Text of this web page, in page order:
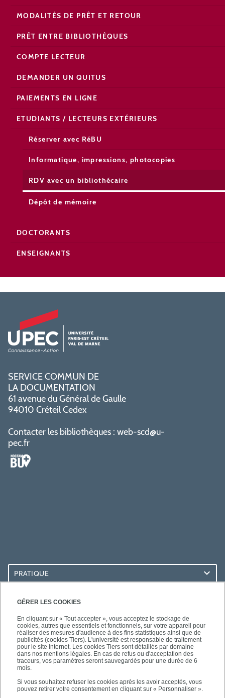
GÉRER LES COOKIES
En cliquant sur « Tout accepter », vous acceptez le stockage de
cookies, autres que essentiels et fonctionnels, sur votre appareil pour
réaliser des mesures d'audience à des fins statistiques ainsi que de
publicités (cookies Tiers). L'université est responsable de traitement
pour le site Internet. Les cookies Tiers sont détaillés par domaine
dans nos mentions légales. En cas de refus ou d'acceptation des
traceurs, vos paramètres seront sauvegardés pour une durée de 6
mois.
Si vous souhaitez refuser les cookies après les avoir acceptés, vous
pouvez retirer votre consentement en cliquant sur « Personnaliser ».
MODALITÉS DE PRÊT ET RETOUR
PRÊT ENTRE BIBLIOTHÈQUES
COMPTE LECTEUR
DEMANDER UN QUITUS
PAIEMENTS EN LIGNE
ETUDIANTS / LECTEURS EXTÉRIEURS
Réserver avec RéBU
Informatique, impressions, photocopies
RDV avec un bibliothécaire
Dépôt de mémoire
DOCTORANTS
ENSEIGNANTS
SERVICE COMMUN DE
LA DOCUMENTATION
61 avenue du Général de Gaulle
94010 Créteil Cedex
Contacter les bibliothèques : web-scd@u-
pec.fr
PRATIQUE
ACCÈS RAPIDES
LES BU SUR...